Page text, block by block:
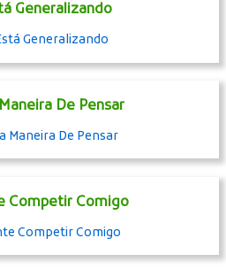
Generalizando
De Pensar
Competir Comigo